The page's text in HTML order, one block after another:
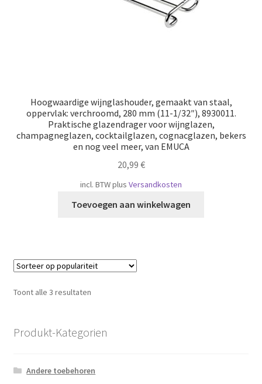
Hoogwaardige wijnglashouder, gemaakt van staal,
oppervlak: verchroomd, 280 mm (11-1/32″), 8930011.
Praktische glazendrager voor wijnglazen,
champagneglazen, cocktailglazen, cognacglazen, bekers
en nog veel meer, van EMUCA
20,99 €
incl. BTWplus Versandkosten
Toevoegen aan winkelwagen
Toont alle 3 resultatenGesorteerd
Produkt-Kategorien
Andere toebehoren